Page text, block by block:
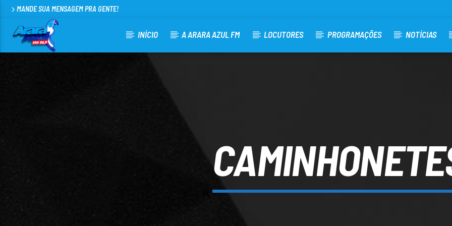
MANDE SUA MENSAGEM PRA GENTE!
INÍCIO A ARARA AZUL FM LOCUTORES PROGRAMAÇÕES NOTÍCIAS